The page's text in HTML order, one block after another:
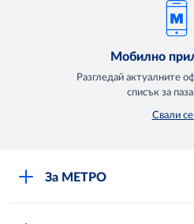
Мобилно
Разгледай актуалните
списък за
Свали
За МЕТРО